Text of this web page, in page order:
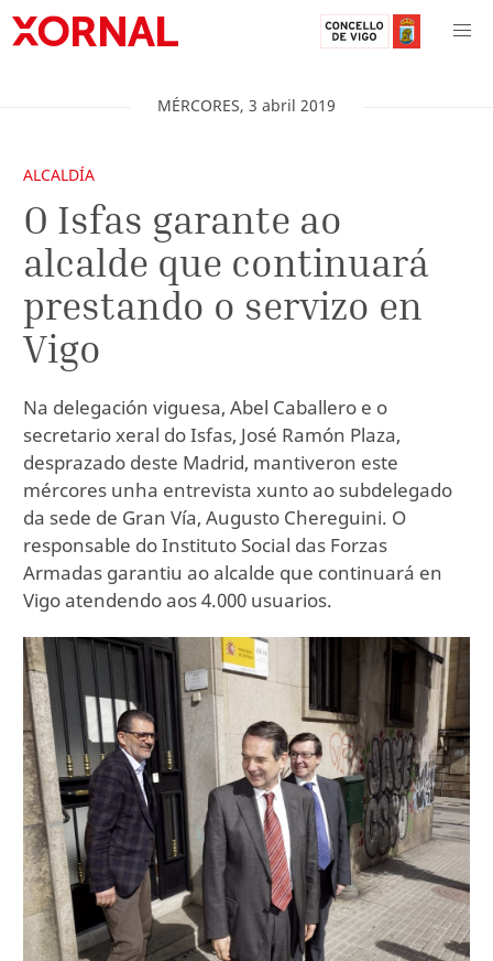
MÉRCORES, 3 abril 2019
ALCALDÍA
O Isfas garante ao
alcalde que continuará
prestando o servizo en
Vigo
Na delegación viguesa, Abel Caballero e o
secretario xeral do Isfas, José Ramón Plaza,
desprazado deste Madrid, mantiveron este
mércores unha entrevista xunto ao subdelegado
da sede de Gran Vía, Augusto Chereguini. O
responsable do Instituto Social das Forzas
Armadas garantiu ao alcalde que continuará en
Vigo atendendo aos 4.000 usuarios.